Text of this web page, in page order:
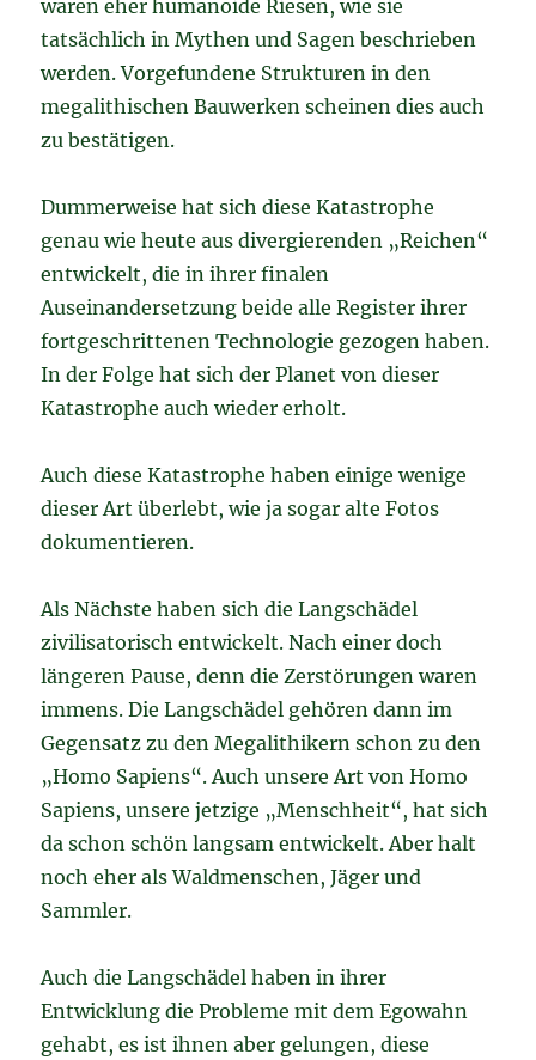
waren eher humanoide Riesen, wie sie
tatsächlich in Mythen und Sagen beschrieben
werden. Vorgefundene Strukturen in den
megalithischen Bauwerken scheinen dies auch
zu bestätigen.
Dummerweise hat sich diese Katastrophe
genau wie heute aus divergierenden „Reichen“
entwickelt, die in ihrer finalen
Auseinandersetzung beide alle Register ihrer
fortgeschrittenen Technologie gezogen haben.
In der Folge hat sich der Planet von dieser
Katastrophe auch wieder erholt.
Auch diese Katastrophe haben einige wenige
dieser Art überlebt, wie ja sogar alte Fotos
dokumentieren.
Als Nächste haben sich die Langschädel
zivilisatorisch entwickelt. Nach einer doch
längeren Pause, denn die Zerstörungen waren
immens. Die Langschädel gehören dann im
Gegensatz zu den Megalithikern schon zu den
„Homo Sapiens“. Auch unsere Art von Homo
Sapiens, unsere jetzige „Menschheit“, hat sich
da schon schön langsam entwickelt. Aber halt
noch eher als Waldmenschen, Jäger und
Sammler.
Auch die Langschädel haben in ihrer
Entwicklung die Probleme mit dem Egowahn
gehabt, es ist ihnen aber gelungen, diese